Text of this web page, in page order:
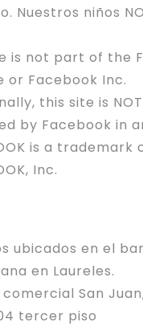
Nuestros niños
is not part of the
or Facebook Inc.
this site is NOT
by Facebook in
is a trademark
Inc.
ubicados en el
en Laureles.
San
tercer piso